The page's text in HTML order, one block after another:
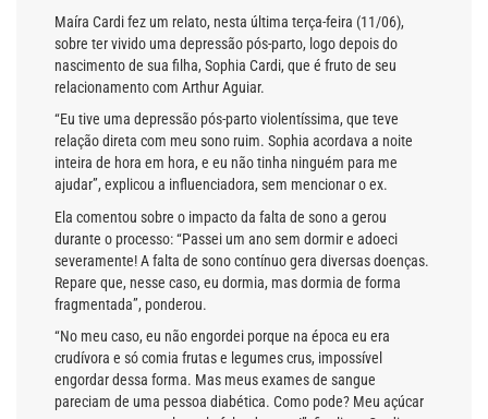
Maíra Cardi fez um relato, nesta última terça-feira (11/06),
sobre ter vivido uma depressão pós-parto, logo depois do
nascimento de sua filha, Sophia Cardi, que é fruto de seu
relacionamento com Arthur Aguiar.
“Eu tive uma depressão pós-parto violentíssima, que teve
relação direta com meu sono ruim. Sophia acordava a noite
inteira de hora em hora, e eu não tinha ninguém para me
ajudar”, explicou a influenciadora, sem mencionar o ex.
Ela comentou sobre o impacto da falta de sono a gerou
durante o processo: “Passei um ano sem dormir e adoeci
severamente! A falta de sono contínuo gera diversas doenças.
Repare que, nesse caso, eu dormia, mas dormia de forma
fragmentada”, ponderou.
“No meu caso, eu não engordei porque na época eu era
crudívora e só comia frutas e legumes crus, impossível
engordar dessa forma. Mas meus exames de sangue
pareciam de uma pessoa diabética. Como pode? Meu açúcar